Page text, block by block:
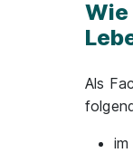
Wie
Als
im